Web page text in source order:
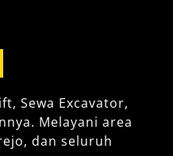
Sewa Excavator,
Melayani area
dan seluruh